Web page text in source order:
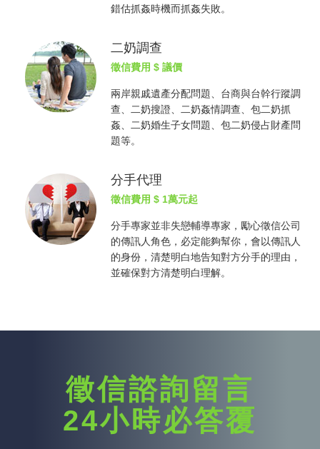
錯估抓姦時機而抓姦失敗。
二奶調查
徵信費用 $ 議價
兩岸親戚遺產分配問題、台商與台幹行蹤調
查、二奶搜證、二奶姦情調查、包二奶抓
姦、二奶婚生子女問題、包二奶侵占財產問
題等。
分手代理
徵信費用 $ 1萬元起
分手專家並非失戀輔導專家，勵心徵信公司
的傳訊人角色，必定能夠幫你，會以傳訊人
的身份，清楚明白地告知對方分手的理由，
並確保對方清楚明白理解。
徵信諮詢留言
24小時必答覆